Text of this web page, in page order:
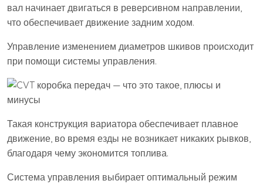
вал начинает двигаться в реверсивном направлении,
что обеспечивает движение задним ходом.
Управление изменением диаметров шкивов происходит
при помощи системы управления.
Такая конструкция вариатора обеспечивает плавное
движение, во время езды не возникает никаких рывков,
благодаря чему экономится топлива.
Система управления выбирает оптимальный режим